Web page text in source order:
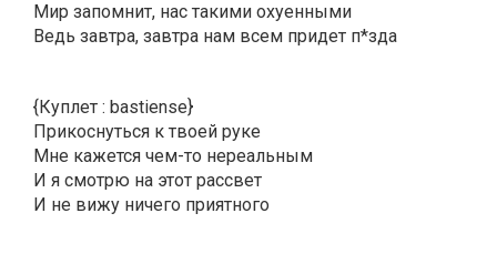
Мир запомнит, нас такими охуенными
Ведь завтра, завтра нам всем придет п*зда
{Куплет : bastiense}
Прикоснуться к твоей руке
Мне кажется чем-то нереальным
И я смотрю на этот рассвет
И не вижу ничего приятного